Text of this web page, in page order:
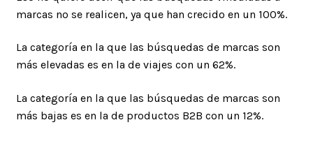
marcas no se realicen, ya que han crecido en un 100%.
La categoría en la que las búsquedas de marcas son
más elevadas es en la de viajes con un 62%.
La categoría en la que las búsquedas de marcas son
más bajas es en la de productos B2B con un 12%.